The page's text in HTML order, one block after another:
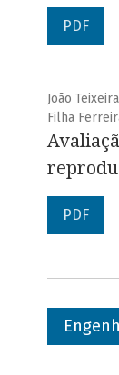
PDF
João
Filha
PDF